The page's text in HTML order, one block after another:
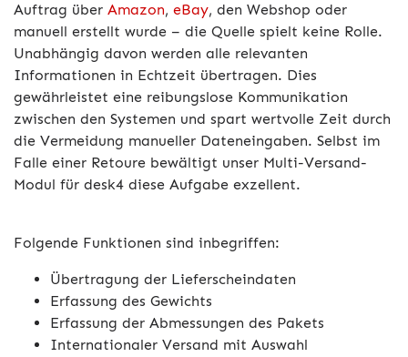
Auftrag über Amazon, eBay, den Webshop oder
manuell erstellt wurde – die Quelle spielt keine Rolle.
Unabhängig davon werden alle relevanten
Informationen in Echtzeit übertragen. Dies
gewährleistet eine reibungslose Kommunikation
zwischen den Systemen und spart wertvolle Zeit durch
die Vermeidung manueller Dateneingaben. Selbst im
Falle einer Retoure bewältigt unser Multi-Versand-
Modul für desk4 diese Aufgabe exzellent.
Folgende Funktionen sind inbegriffen:
Übertragung der Lieferscheindaten
Erfassung des Gewichts
Erfassung der Abmessungen des Pakets
Internationaler Versand mit Auswahl